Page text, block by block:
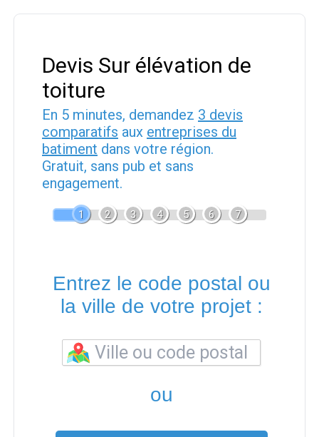
Devis Sur élévation de
toiture
En 5 minutes, demandez 3 devis
comparatifs aux entreprises du
batiment dans votre région.
Gratuit, sans pub et sans
engagement.
1 2 3 4 5 6 7
Entrez le code postal ou
la ville de votre projet :
ou